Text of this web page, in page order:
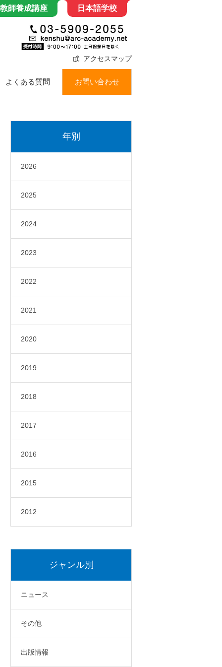
師養成講座 日本語学校
アクセスマップ
よくある質問 お問い合わせ
年別
2026
2025
2024
2023
2022
2021
2020
2019
2018
2017
2016
2015
2012
ジャンル別
ニュース
その他
出版情報